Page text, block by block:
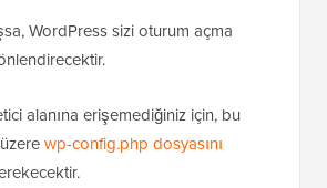
WordPress sizi oturum açma
alanına erişemediğiniz için, bu
wp-config.php dosyasını